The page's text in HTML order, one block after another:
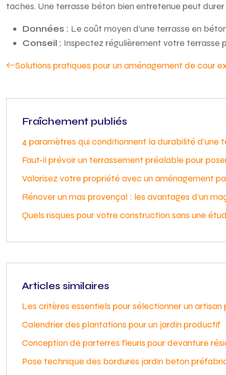
taches. Une terrasse béton bien entretenue peut
Données : Le coût moyen d’une terrasse en
Conseil : Inspectez régulièrement votre terrasse
Solutions pratiques pour un aménagement de cour
Fraîchement publiés
4 paramètres qui conditionnent la durabilité d’une
Faut-il prévoir un terrassement préalable pour
Valorisez votre propriété avec un aménagement
Rénover un mas provençal : les avantages d’un
Quels risques pour votre construction sans une
Articles similaires
Les critères essentiels pour sélectionner un
Calendrier des plantations pour un jardin productif
Conception de parterres fleuris pour devanture
Pose technique des bordures jardin beton